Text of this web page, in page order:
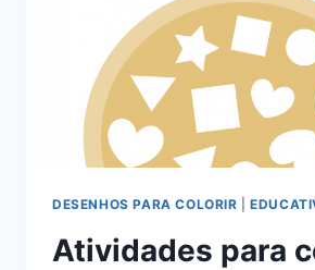
DESENHOS PARA COLORIR |
Atividades para